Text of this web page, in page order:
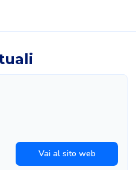
Vai al sito web